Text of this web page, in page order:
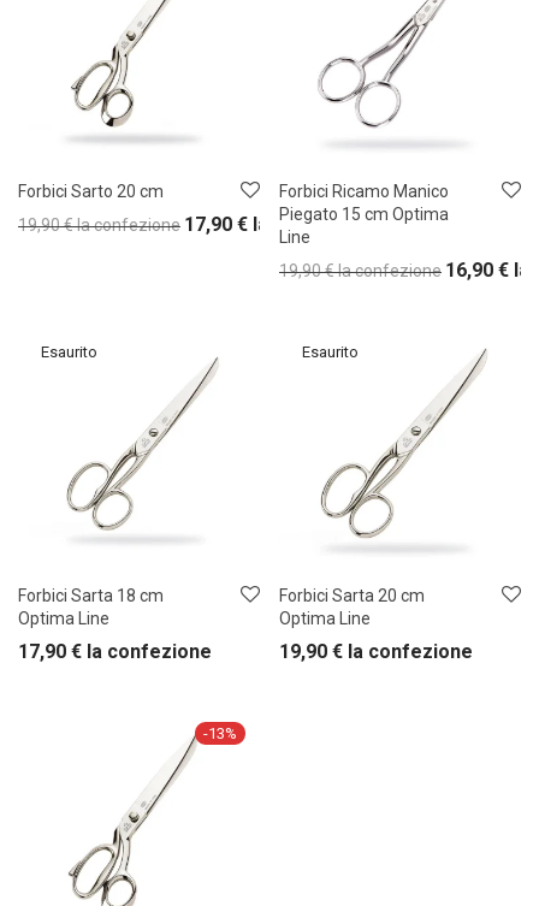
Forbici Sarto 20 cm
19,90€la confezione 17,90 € la confezione
Forbici Ricamo Manico
Piegato 15 cm Optima
Line
19,90€la confezione 16,90 € la
Forbici Sarta 18 cm
Optima Line
17,90 € la confezione
Forbici Sarta 20 cm
Optima Line
19,90 € la confezione
-13%